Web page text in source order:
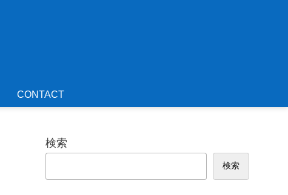
CONTACT
検索
検索